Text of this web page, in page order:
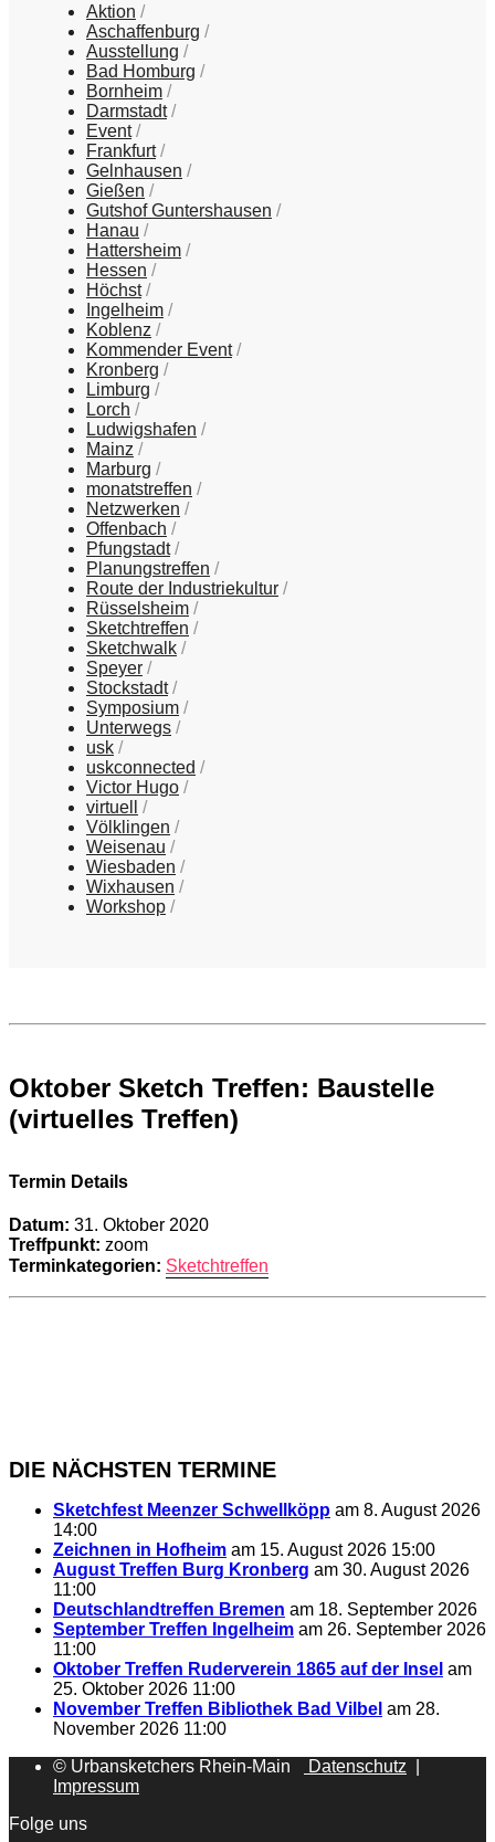
Aktion
Aschaffenburg
Ausstellung
Bad Homburg
Bornheim
Darmstadt
Event
Frankfurt
Gelnhausen
Gießen
Gutshof Guntershausen
Hanau
Hattersheim
Hessen
Höchst
Ingelheim
Koblenz
Kommender Event
Kronberg
Limburg
Lorch
Ludwigshafen
Mainz
Marburg
monatstreffen
Netzwerken
Offenbach
Pfungstadt
Planungstreffen
Route der Industriekultur
Rüsselsheim
Sketchtreffen
Sketchwalk
Speyer
Stockstadt
Symposium
Unterwegs
usk
uskconnected
Victor Hugo
virtuell
Völklingen
Weisenau
Wiesbaden
Wixhausen
Workshop
Oktober Sketch Treffen: Baustelle
(virtuelles Treffen)
Termin Details
Datum: 31. Oktober 2020
Treffpunkt: zoom
Terminkategorien: Sketchtreffen
DIE NÄCHSTEN TERMINE
Sketchfest Meenzer Schwellköpp am 8. August 2026
14:00
Zeichnen in Hofheim am 15. August 2026 15:00
August Treffen Burg Kronberg am 30. August 2026
11:00
Deutschlandtreffen Bremen am 18. September 2026
September Treffen Ingelheim am 26. September 2026
11:00
Oktober Treffen Ruderverein 1865 auf der Insel am
25. Oktober 2026 11:00
November Treffen Bibliothek Bad Vilbel am 28.
November 2026 11:00
© Urbansketchers Rhein-Main
Datenschutz
Impressum
Folge uns